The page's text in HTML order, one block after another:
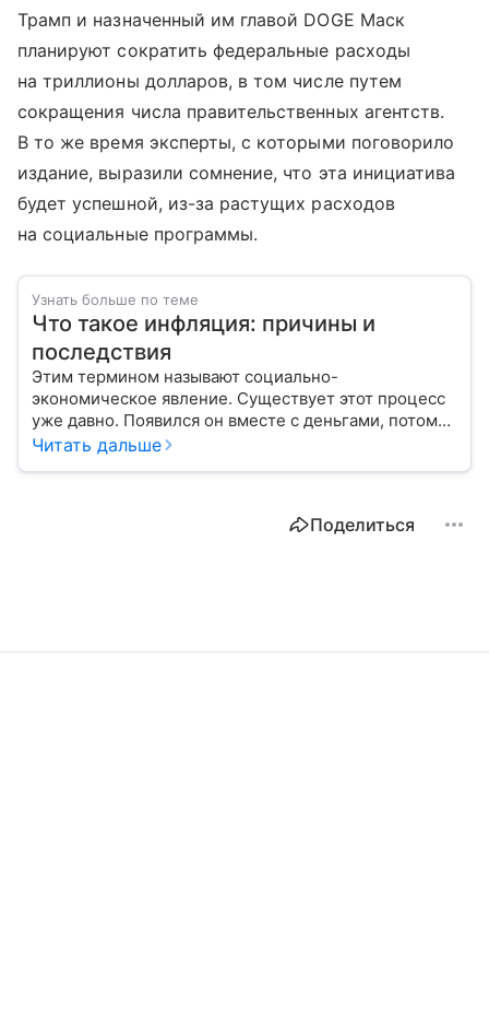
Трамп и назначенный им главой DOGE Маск
планируют сократить федеральные расходы
на триллионы долларов, в том числе путем
сокращения числа правительственных агентств.
В то же время эксперты, с которыми поговорило
издание, выразили сомнение, что эта инициатива
будет успешной, из-за растущих расходов
на социальные программы.
Узнать больше по теме
Что такое инфляция: причины и
последствия
Этим термином называют социально-
экономическое явление. Существует этот процесс
уже давно. Появился он вместе с деньгами, потому
что эти составляющие неразрывно связаны друг с
Читать дальше
Поделиться